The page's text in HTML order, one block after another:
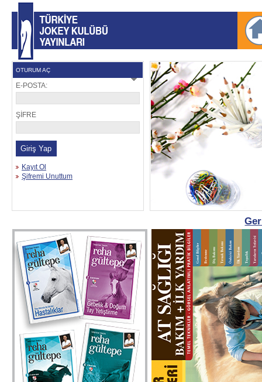
OTURUM AÇ
E-POSTA:
ŞİFRE
Kayıt Ol
Şifremi Unuttum
REHA GÜLTEPE AT SAĞLIĞI 4'LÜ
KİTAP SETİ
32 yıldır yarış sahalarında hizmet
veren Veteriner Hekim Reha
Gültepe’nin, gazete ve dergilerde
çeşitli tarihlerde yayınlanan tüm
yazılarının derlendiği Yarış
Atlarında Sık Görülen Hastalıklar,
Yarış Atlarında Gebelik & Doğum
Tay Yetiştirme, Yarış Atlarında
Antrenman & Sakatlıklar ve Yarış
Atlarında Beslenme isimli 4
kitaptan oluşan set, okuyucularıyla
buluştu.
AHIR REHBERİ + AT SAĞLIĞI +
+ İLK
Dokuz bölümden oluşan ve
bölümde At Bakımı,
Yardımı konularında
teknikleri, pratik olarak
eser. Basit anlatımı ve
sayesinde; at bakımı
yeni başlayanlar